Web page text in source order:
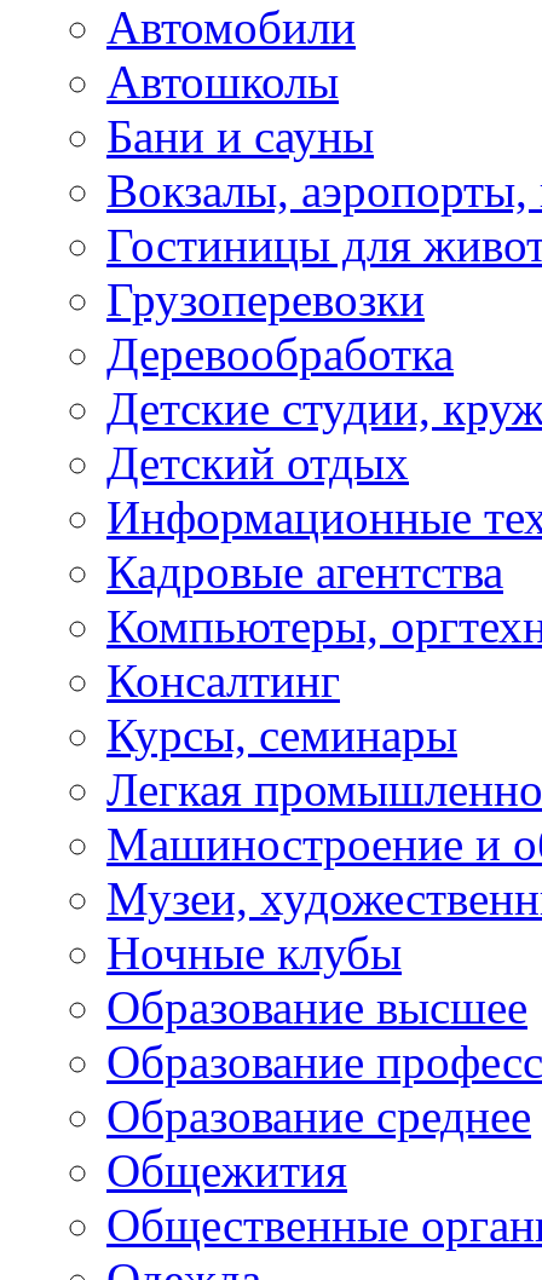
Автомобили
Автошколы
Бани и сауны
Вокзалы,
Гостиницы для
Грузоперевозки
Деревообработка
Детские студии,
Детский отдых
Информационные
Кадровые агентства
Компьютеры,
Консалтинг
Курсы, семинары
Легкая
Машиностроение и
Музеи,
Ночные клубы
Образование высшее
Образование
Образование среднее
Общежития
Общественные